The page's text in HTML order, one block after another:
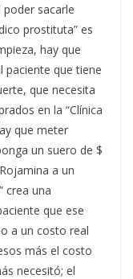
sacarle
prostituta” es
hay que
paciente que tiene
que necesita
en la “Clínica
que meter
un suero de $
a un
crea una
que ese
a un costo real
más el costo
necesitó; el